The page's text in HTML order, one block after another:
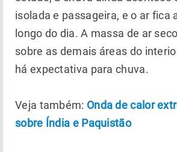
isolada e passageira, e o ar fica
longo do dia. A massa de ar
sobre as demais áreas do
há expectativa para chuva.
Veja também: Onda de calor
sobre Índia e Paquistão